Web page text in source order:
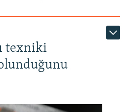
1080p
texniki